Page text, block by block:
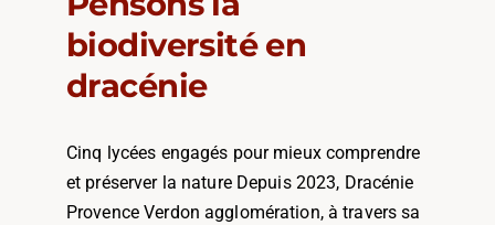
biodiversité en
dracénie
Cinq lycées engagés pour mieux comprendre
et préserver la nature Depuis 2023, Dracénie
Provence Verdon agglomération, à travers sa